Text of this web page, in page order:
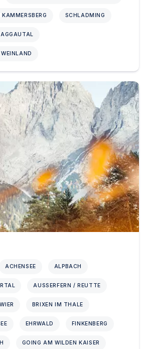
SCHLADMING
ACHENSEE ALPBACH
AUSSERFERN / REUTTE
BRIXEN IM THALE
EHRWALD FINKENBERG
GOING AM WILDEN KAISER